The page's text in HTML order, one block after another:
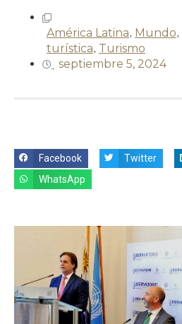
América Latina, Mundo,
turística, Turismo
septiembre 5, 2024
Facebook Twitter
WhatsApp